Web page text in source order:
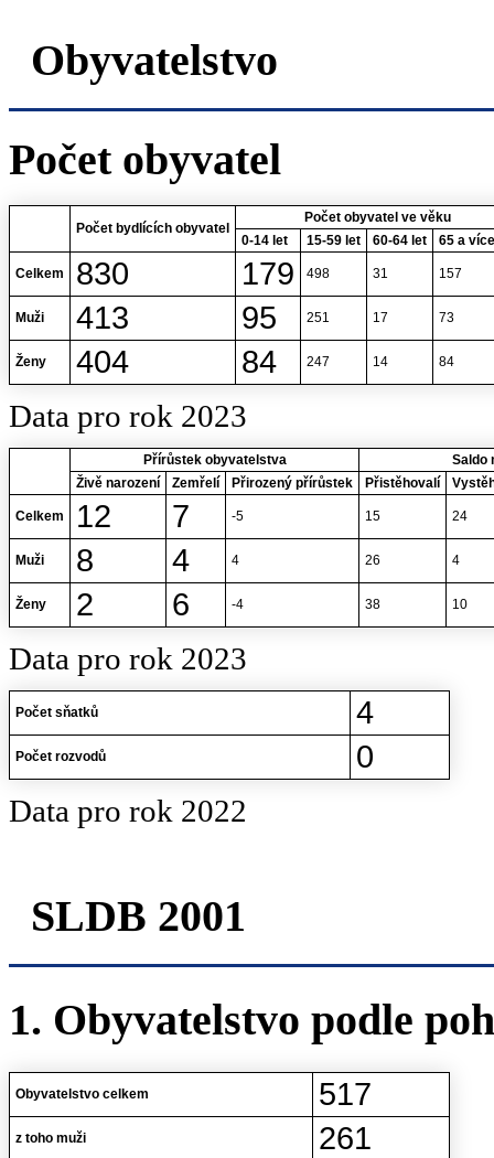
Obyvatelstvo
Počet obyvatel
Počet bydlících obyvatel
Počet obyvatel ve věku
0-14 let
15-59 let 60-64 let 65 a
Celkem 830 179 498 31 157
Muži 413 95 251 17 73
Ženy 404 84 247 14 84
Data pro rok 2023
Přírůstek obyvatelstva
Saldo
Živě narození
Zemřelí Přirozený přírůstek Přistěhovalí
Celkem 12 7 -5 15 24
Muži 8 4 4 26 4
Ženy 2 6 -4 38 10
Data pro rok 2023
Počet sňatků 4
Počet rozvodů
0
Data pro rok 2022
SLDB 2001
1. Obyvatelstvo podle
Obyvatelstvo celkem 517
z toho muži 261